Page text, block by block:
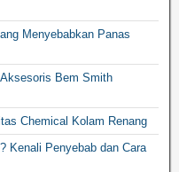
Menyebabkan Panas
Bem Smith
Chemical Kolam Renang
Kenali Penyebab dan Cara